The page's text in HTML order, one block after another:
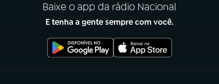
Baixe o app da rádio Nacional
E tenha a gente sempre com você.